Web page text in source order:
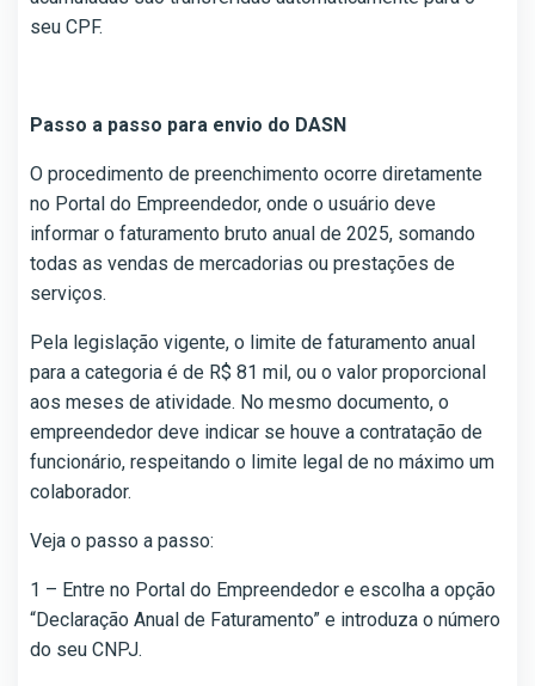
seu CPF.
Passo a passo para envio do DASN
O procedimento de preenchimento ocorre diretamente
no Portal do Empreendedor, onde o usuário deve
informar o faturamento bruto anual de 2025, somando
todas as vendas de mercadorias ou prestações de
serviços.
Pela legislação vigente, o limite de faturamento anual
para a categoria é de R$ 81 mil, ou o valor proporcional
aos meses de atividade. No mesmo documento, o
empreendedor deve indicar se houve a contratação de
funcionário, respeitando o limite legal de no máximo um
colaborador.
Veja o passo a passo:
1 – Entre no Portal do Empreendedor e escolha a opção
“Declaração Anual de Faturamento” e introduza o número
do seu CNPJ.